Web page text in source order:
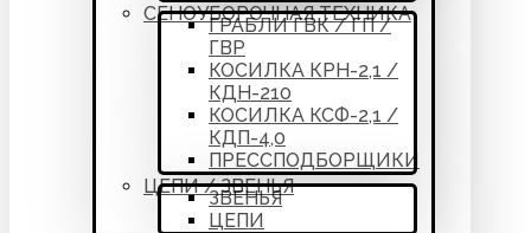
СЕНОУБОРОЧНАЯ ТЕХНИКА
ГРАБЛИ ГВК / ГП /
ГВР
КОСИЛКА КРН-2,1 /
КДН-210
КОСИЛКА КСФ-2,1 /
КДП-4,0
ПРЕССПОДБОРЩИКИ
ЦЕПИ / ЗВЕНЬЯ
ЗВЕНЬЯ
ЦЕПИ